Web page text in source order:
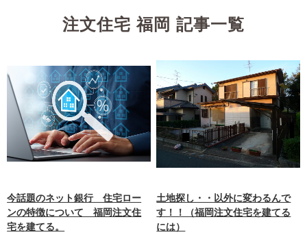
注文住宅 福岡 記事一覧
今話題のネット銀行 住宅ロー
ンの特徴について 福岡注文住
宅を建てる。
土地探し・・以外に変わるんで
す！！（福岡注文住宅を建てる
には）